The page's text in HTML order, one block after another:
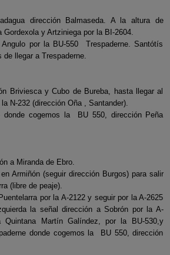
dirección Balmaseda. A la altura de
Gordexola y Artziniega por la BI-2604.
por la BU-550 Trespaderne. Santótís
llegar a Trespaderne.
Briviesca y Cubo de Bureba, hasta llegar al
N-232 (dirección Oña , Santander).
donde cogemos la BU 550, dirección Peña
a Miranda de Ebro.
Armiñón (seguir dirección Burgos) para salir
(libre de peaje).
por la A-2122 y seguir por la A-2625
la señal dirección a Sobrón por la A-
Quintana Martín Galíndez, por la BU-530,y
donde cogemos la BU 550, dirección